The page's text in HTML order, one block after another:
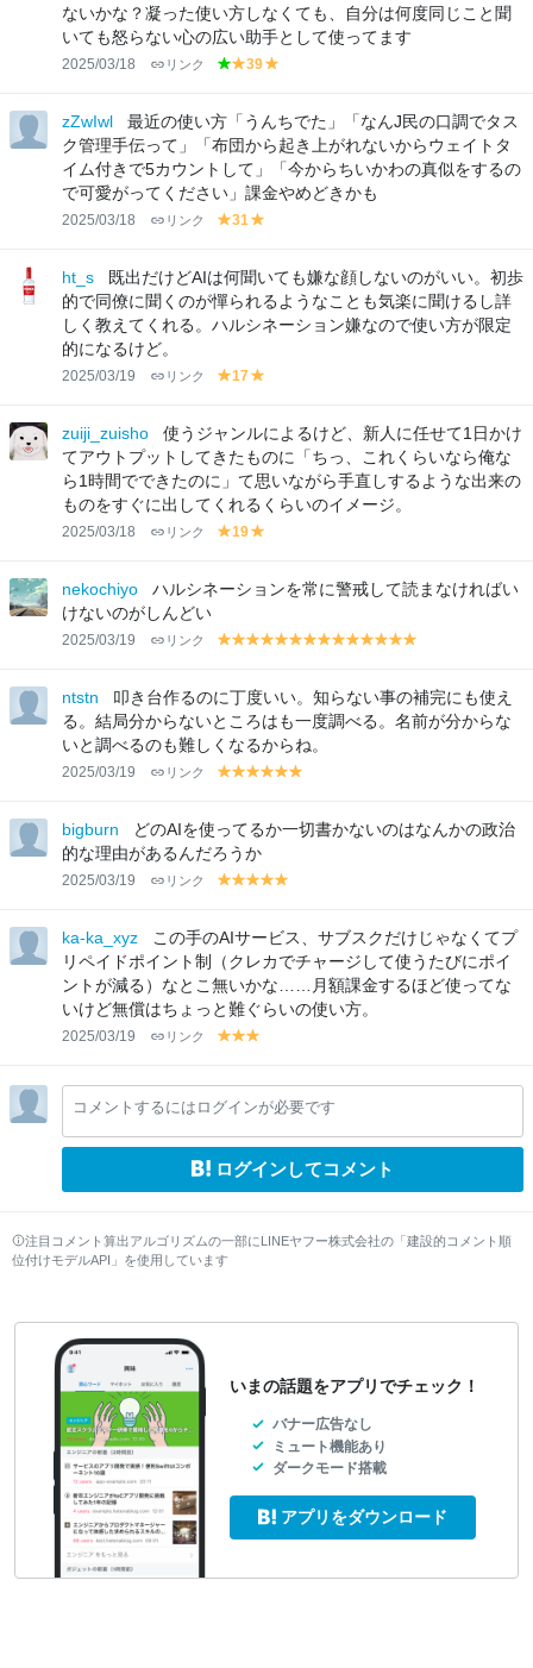
ないかな？凝った使い方しなくても、自分は何度同じこと聞
いても怒らない心の広い助手として使ってます
2025/03/18 リンク
g
e
e
n
y
lo
w
39
lo
w
zZwIwl
最近の使い方「うんちでた」「なんJ民の口調でタス
ク管理手伝って」「布団から起き上がれないからウェイトタ
イム付きで5カウントして」「今からちいかわの真似をするの
で可愛がってください」課金やめどきかも
2025/03/18 リンク
y
lo
w
31
lo
w
ht_s
既出だけどAIは何聞いても嫌な顔しないのがいい。初歩
的で同僚に聞くのが憚られるようなことも気楽に聞けるし詳
しく教えてくれる。ハルシネーション嫌なので使い方が限定
的になるけど。
2025/03/19 リンク
y
lo
w
17
lo
w
zuiji_zuisho
使うジャンルによるけど、新人に任せて1日かけ
てアウトプットしてきたものに「ちっ、これくらいなら俺な
ら1時間でできたのに」て思いながら手直しするような出来の
ものをすぐに出してくれるくらいのイメージ。
2025/03/18 リンク
y
19
lo
nekochiyo
ハルシネーションを常に警戒して読まなければい
けないのがしんどい
2025/03/19 リンク
y
lo
w
y
lo
w
y
lo
w
y
lo
w
y
lo
w
y
lo
y
lo
w
y
lo
w
y
lo
w
y
lo
w
y
lo
w
y
lo
y
lo
w
lo
w
ntstn
叩き台作るのに丁度いい。知らない事の補完にも使え
る。結局分からないところはも一度調べる。名前が分からな
いと調べるのも難しくなるからね。
2025/03/19 リンク
y
w
y
lo
w
y
lo
w
y
lo
y
lo
lo
bigburn
どのAIを使ってるか一切書かないのはなんかの政治
的な理由があるんだろうか
2025/03/19 リンク
y
lo
w
y
lo
w
y
lo
w
y
lo
w
lo
w
ka-ka_xyz
この手のAIサービス、サブスクだけじゃなくてプ
リペイドポイント制（クレカでチャージして使うたびにポイ
ントが減る）なとこ無いかな……月額課金するほど使ってな
いけど無償はちょっと難ぐらいの使い方。
2025/03/19 リンク
y
lo
w
y
lo
w
lo
w
コメントするにはログインが必要です
ログインしてコメント
注目コメント算出アルゴリズムの一部にLINEヤフー株式会社の「建設的コメント順
位付けモデルAPI」を使用しています
いまの話題をアプリでチェック！
バナー広告なし
ミュート機能あり
ダークモード搭載
アプリをダウンロード